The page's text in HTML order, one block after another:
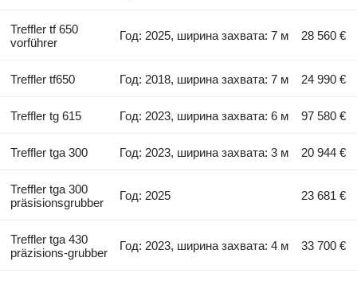
Treffler tf 650
vorführer
Год: 2025, ширина захвата: 7 м 28 560 €
Treffler tf650 Год: 2018, ширина захвата: 7 м 24 990 €
Treffler tg 615 Год: 2023, ширина захвата: 6 м 97 580 €
Treffler tga 300 Год: 2023, ширина захвата: 3 м 20 944 €
Treffler tga 300
präsisionsgrubber
Год: 2025 23 681 €
Treffler tga 430
präzisions-grubber
Год: 2023, ширина захвата: 4 м 33 700 €